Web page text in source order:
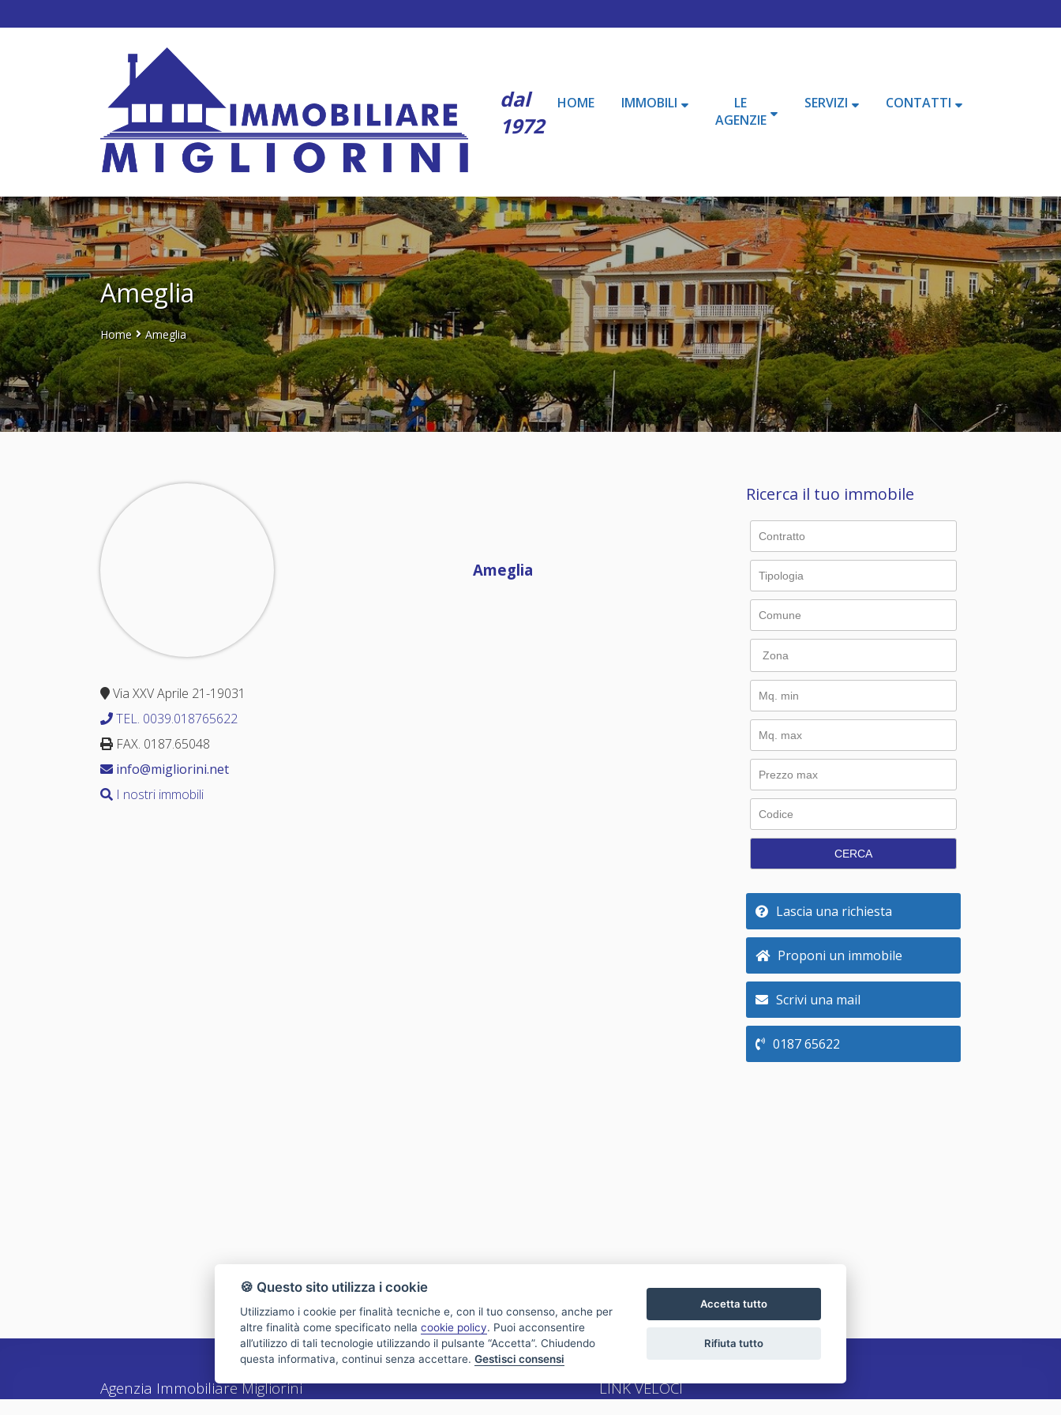
dal
1972
HOME IMMOBILI
LE
AGENZIE
SERVIZI CONTATTI
Ameglia
Home Ameglia
Ameglia
Via XXV Aprile 21-19031
TEL. 0039.018765622
FAX. 0187.65048
info@migliorini.net
I nostri immobili
Ricerca il tuo immobile
Zona
CERCA
Lascia una richiesta
Proponi un immobile
Scrivi una mail
0187 65622
Agenzia Immobiliare Migliorini LINK VELOCI
🍪 Questo sito utilizza i cookie
Utilizziamo i cookie per finalità tecniche e, con il tuo consenso, anche per
altre finalità come specificato nella cookie policy. Puoi acconsentire
all’utilizzo di tali tecnologie utilizzando il pulsante “Accetta”. Chiudendo
questa informativa, continui senza accettare. Gestisci consensi
Accetta tutto
Rifiuta tutto